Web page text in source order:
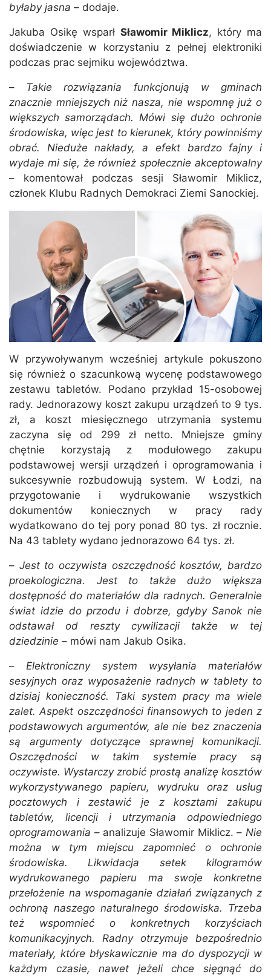
byłaby jasna – dodaje.
Jakuba Osikę wsparł Sławomir Miklicz, który ma
doświadczenie w korzystaniu z pełnej elektroniki
podczas prac sejmiku województwa.
– Takie rozwiązania funkcjonują w gminach
znacznie mniejszych niż nasza, nie wspomnę już o
większych samorządach. Mówi się dużo ochronie
środowiska, więc jest to kierunek, który powinniśmy
obrać. Nieduże nakłady, a efekt bardzo fajny i
wydaje mi się, że również społecznie akceptowalny
– komentował podczas sesji Sławomir Miklicz,
członek Klubu Radnych Demokraci Ziemi Sanockiej.
W przywoływanym wcześniej artykule pokuszono
się również o szacunkową wycenę podstawowego
zestawu tabletów. Podano przykład 15-osobowej
rady. Jednorazowy koszt zakupu urządzeń to 9 tys.
zł, a koszt miesięcznego utrzymania systemu
zaczyna się od 299 zł netto. Mniejsze gminy
chętnie korzystają z modułowego zakupu
podstawowej wersji urządzeń i oprogramowania i
sukcesywnie rozbudowują system. W Łodzi, na
przygotowanie i wydrukowanie wszystkich
dokumentów koniecznych w pracy rady
wydatkowano do tej pory ponad 80 tys. zł rocznie.
Na 43 tablety wydano jednorazowo 64 tys. zł.
– Jest to oczywista oszczędność kosztów, bardzo
proekologiczna. Jest to także dużo większa
dostępność do materiałów dla radnych. Generalnie
świat idzie do przodu i dobrze, gdyby Sanok nie
odstawał od reszty cywilizacji także w tej
dziedzinie – mówi nam Jakub Osika.
–Elektroniczny system wysyłania materiałów
sesyjnych oraz wyposażenie radnych w tablety to
dzisiaj konieczność. Taki system pracy ma wiele
zalet. Aspekt oszczędności finansowych to jeden z
podstawowych argumentów, ale nie bez znaczenia
są argumenty dotyczące sprawnej komunikacji.
Oszczędności w takim systemie pracy są
oczywiste. Wystarczy zrobić prostą analizę kosztów
wykorzystywanego papieru, wydruku oraz usług
pocztowych i zestawić je z kosztami zakupu
tabletów, licencji i utrzymania odpowiedniego
oprogramowania – analizuje Sławomir Miklicz. – Nie
można w tym miejscu zapomnieć o ochronie
środowiska. Likwidacja setek kilogramów
wydrukowanego papieru ma swoje konkretne
przełożenie na wspomaganie działań związanych z
ochroną naszego naturalnego środowiska. Trzeba
też wspomnieć o konkretnych korzyściach
komunikacyjnych. Radny otrzymuje bezpośrednio
materiały, które błyskawicznie ma do dyspozycji w
każdym czasie, nawet jeżeli chce sięgnąć do